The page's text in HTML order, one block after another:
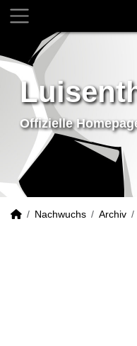
Offizielle
Nachwuchs Archiv